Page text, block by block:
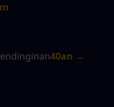
40an →